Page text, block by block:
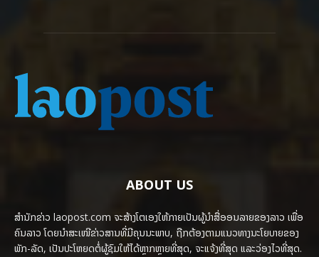
ABOUT US
ສຳນັກຂ່າວ laopost.com ຈະສ້າງໂຕເອງໃຫ້ກາຍເປັນຜູ້ນຳສື່ອອນລາຍຂອງລາວ ເພື່ອ
ຄົນລາວ ໂດຍນຳສະເໜີຂ່າວສານທີ່ມີຄຸນນະພາບ, ຖືກຕ້ອງຕາມແນວທາງນະໂຍບາຍຂອງ
ພັກ-ລັດ, ເປັນປະໂຫຍດຕໍ່ຜູ້ຊົມໃຫ້ໄດ້ຫຼາກຫຼາຍທີ່ສຸດ, ຈະແຈ້ງທີ່ສຸດ ແລະວ່ອງໄວທີ່ສຸດ.